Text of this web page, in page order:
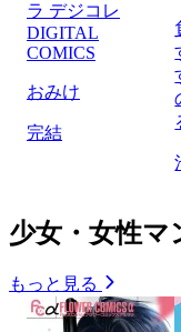
ラ デジコレ
DIGITAL
COMICS
おみけ
完結
少女・女性
もっと見る